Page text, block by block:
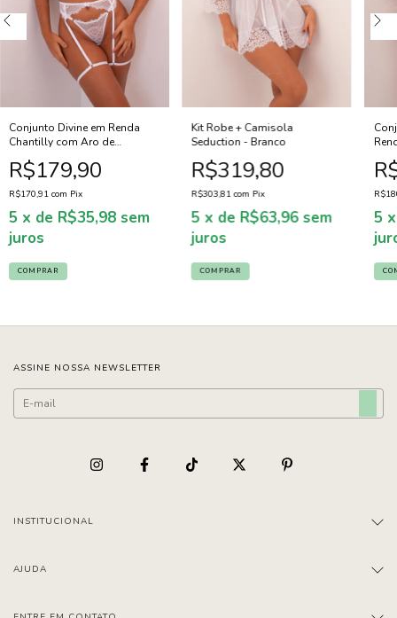
Conjunto Divine em Renda
Chantilly com Aro de
Sustentação e Cinta Liga -
Branco
R$179,90
R$170,91 com Pix
5 x de R$35,98 sem
juros
COMPRAR
Kit Robe + Camisola
Seduction - Branco
R$319,80
R$303,81com Pix
5 x de R$63,96 sem
juros
COMPRAR
5
ASSINE NOSSA NEWSLETTER
INSTITUCIONAL
AJUDA